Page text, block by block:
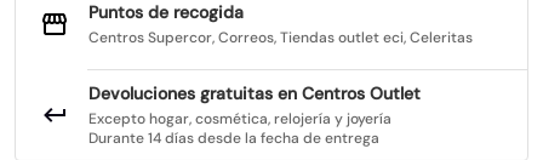
Puntos de recogida
Centros Supercor, Correos, Tiendas outlet eci, Celeritas
Devoluciones gratuitas en Centros Outlet
Excepto hogar, cosmética, relojería y joyería
Durante 14 días desde la fecha de entrega